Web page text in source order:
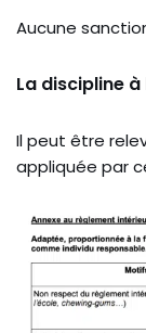
Aucune
La discipline
Il peut être
appliquée par